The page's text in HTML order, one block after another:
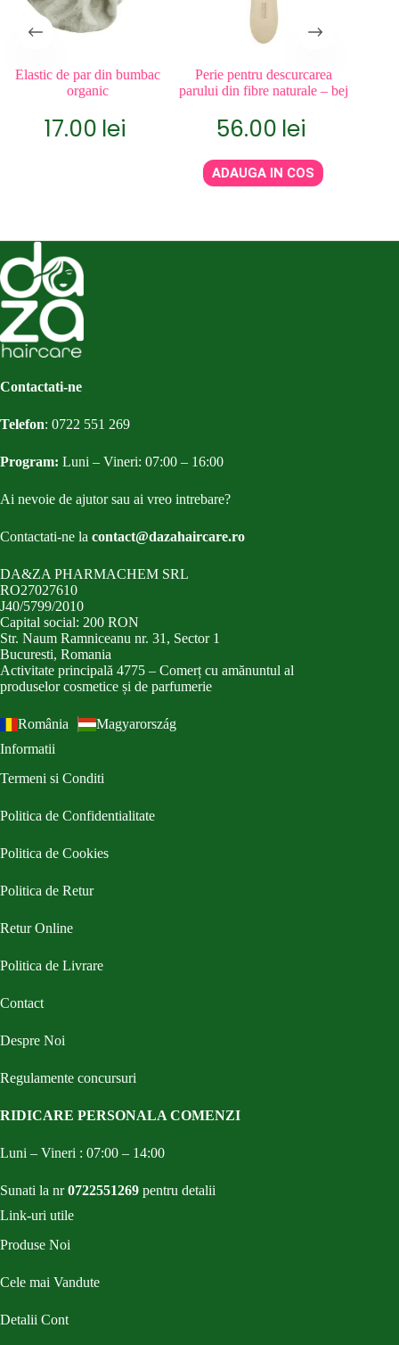
Elastic de par din bumbac
organic
17.00 lei
Perie pentru descurcarea
parului din fibre naturale – bej
56.00 lei
ADAUGA IN COS
Contactati-ne
Telefon: 0722 551 269
Program: Luni – Vineri: 07:00 – 16:00
Ai nevoie de ajutor sau ai vreo intrebare?
Contactati-ne la contact@dazahaircare.ro
DA&ZA PHARMACHEM SRL
RO27027610
J40/5799/2010
Capital social: 200 RON
Str. Naum Ramniceanu nr. 31, Sector 1
Bucuresti, Romania
Activitate principală 4775 – Comerț cu amănuntul al
produselor cosmetice și de parfumerie
România
Magyarország
Informatii
Termeni si Conditi
Politica de Confidentialitate
Politica de Cookies
Politica de Retur
Retur Online
Politica de Livrare
Contact
Despre Noi
Regulamente concursuri
RIDICARE PERSONALA COMENZI
Luni – Vineri : 07:00 – 14:00
Sunati la nr0722551269 pentru detalii
Link-uri utile
Produse Noi
Cele mai Vandute
Detalii Cont